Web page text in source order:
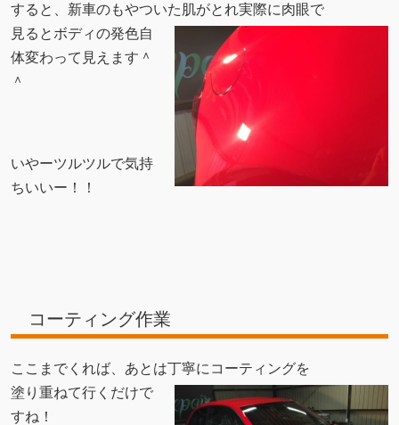
すると、新車のもやついた肌がとれ実際に肉眼で
見るとボディの発色自
体変わって見えます＾
＾
いやーツルツルで気持
ちいいー！！
コーティング作業
ここまでくれば、あとは丁寧にコーティングを
塗り重ねて行くだけで
すね！